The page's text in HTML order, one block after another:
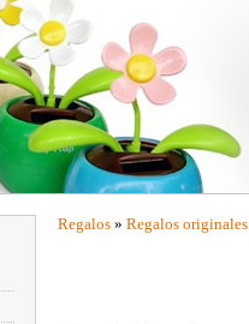
Regalos » Regalos originales